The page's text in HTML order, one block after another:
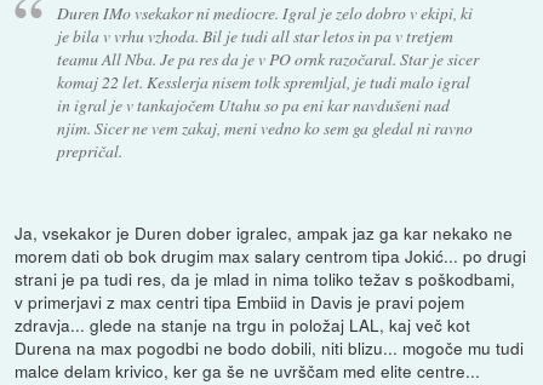
Duren IMo vsekakor ni mediocre. Igral je zelo dobro v ekipi, ki
je bila v vrhu vzhoda. Bil je tudi all star letos in pa v tretjem
teamu All Nba. Je pa res da je v PO ornk razočaral. Star je sicer
komaj 22 let. Kesslerja nisem tolk spremljal, je tudi malo igral
in igral je v tankajočem Utahu so pa eni kar navdušeni nad
njim. Sicer ne vem zakaj, meni vedno ko sem ga gledal ni ravno
prepričal.
Ja, vsekakor je Duren dober igralec, ampak jaz ga kar nekako ne
morem dati ob bok drugim max salary centrom tipa Jokić... po drugi
strani je pa tudi res, da je mlad in nima toliko težav s poškodbami,
v primerjavi z max centri tipa Embiid in Davis je pravi pojem
zdravja... glede na stanje na trgu in položaj LAL, kaj več kot
Durena na max pogodbi ne bodo dobili, niti blizu... mogoče mu tudi
malce delam krivico, ker ga še ne uvrščam med elite centre...